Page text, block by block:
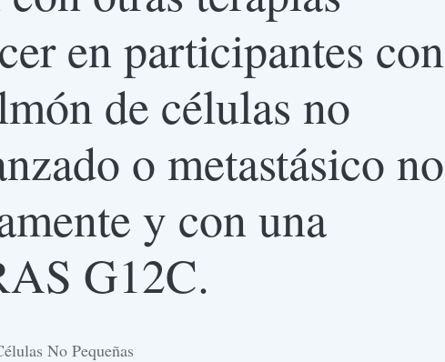
en participantes con
de células no
o metastásico no
y con una
G12C.
No Pequeñas